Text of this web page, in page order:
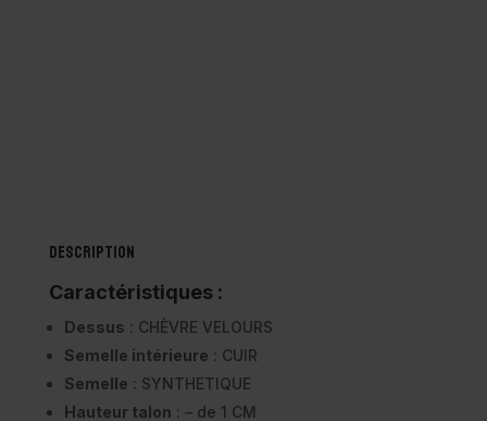
Description
Caractéristiques :
Dessus : CHÈVRE VELOURS
Semelle intérieure : CUIR
Semelle : SYNTHETIQUE
Hauteur talon : – de 1 CM